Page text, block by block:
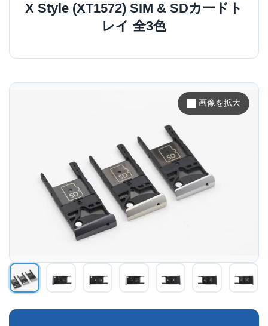
X Style (XT1572) SIM & SDカードト
レイ 全3色
画像を拡大